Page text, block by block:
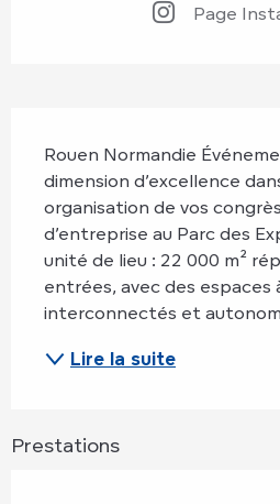
Page
Rouen Normandie
dimension d’excellence
organisation de vos
d’entreprise au Parc des
unité de lieu : 22 000 m²
entrées, avec des espaces
interconnectés et
Lire la suite
Prestations